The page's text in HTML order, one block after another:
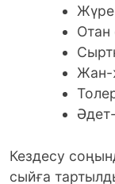
Отан
Жан-
Кездесу
сыйға